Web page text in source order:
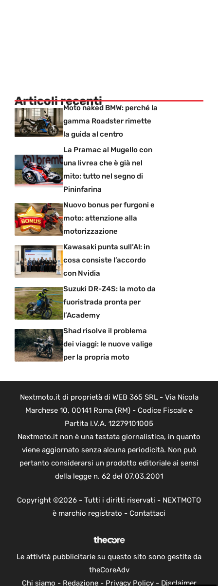
Articoli recentiMoto naked BMW: perché la
gamma Roadster rimette
la guida al centro
La Pramac al Mugello con
una livrea che è già nel
mito: tutto nel segno di
Pininfarina
Nuovo bonus per furgoni e
moto: attenzione alla
motorizzazione
Kawasaki punta sull’AI: in
cosa consiste l’accordo
con Nvidia
Suzuki DR-Z4S: la moto da
fuoristrada pronta per
l’Academy
Shad risolve il problema
dei viaggi: le nuove valige
per la propria moto
Nextmoto.it di proprietà di WEB 365 SRL - Via Nicola
Marchese 10, 00141 Roma (RM) - Codice Fiscale e
Partita I.V.A. 12279101005
Nextmoto.it non è una testata giornalistica, in quanto
viene aggiornato senza alcuna periodicità. Non può
pertanto considerarsi un prodotto editoriale ai sensi
della legge n. 62 del 07.03.2001
Copyright ©2026 - Tutti i diritti riservati - NEXTMOTO
è marchio registrato - Contattaci
Le attività pubblicitarie su questo sito sono gestite da
theCoreAdv
Chi siamo - Redazione- Privacy Policy- Disclaimer